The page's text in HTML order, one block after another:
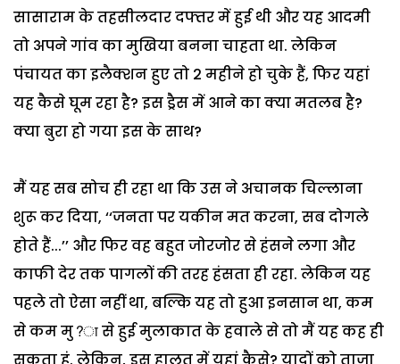
सासारामकेतहसीलदारदफ्तरमेंहुई थी औरयह आदमी
तो अपनेगांवकामुखियाबननाचाहता था. लेकिन
पंचायतकाइलैक्शनहुएतो 2 महीनेहोचुकेहैं, फिरयहां
यहकैसेघूमरहाहै? इसड्रैसमें आनेकाक्यामतलबहै?
क्याबुराहोगयाइसकेसाथ?
मैंयहसबसोचहीरहा थाकिउसने अचानकचिल्लाना
शुरूकरदिया, ‘‘जनतापरयकीनमतकरना, सबदोगले
होतेहैं...’’ औरफिरवहबहुतजोरजोरसेहंसनेलगा और
काफीदेरतकपागलोंकीतरहहंसताहीरहा. लेकिनयह
पहलेतोऐसानहीं था, बल्कियहतोहुआइनसान था, कम
सेकममु?सेहुईमुलाकातकेहवालेसेतोमैंयहकहही
सकताहूं. लेकिन, इसहालतमेंयहांकैसे? यादोंकोताजा